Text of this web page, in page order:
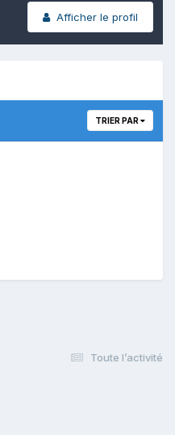
Afficher le profil
TRIER PAR
Toute l’activité